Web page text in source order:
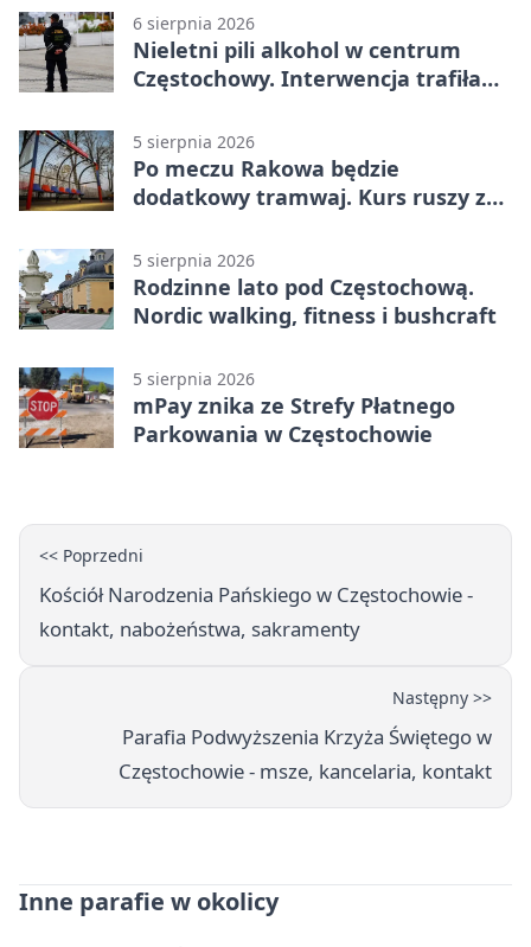
6 sierpnia 2026
Nieletni pili alkohol w centrum
Częstochowy. Interwencja trafiła
5 sierpnia 2026
Po meczu Rakowa będzie
dodatkowy tramwaj. Kurs ruszy ze
5 sierpnia 2026
Rodzinne lato pod Częstochową.
Nordic walking, fitness i bushcraft
5 sierpnia 2026
mPay znika ze Strefy Płatnego
Parkowania w Częstochowie
<< Poprzedni
Kościół Narodzenia Pańskiego w Częstochowie -
kontakt, nabożeństwa, sakramenty
Następny >>
Parafia Podwyższenia Krzyża Świętego w
Częstochowie - msze, kancelaria, kontakt
Inne parafie w okolicy